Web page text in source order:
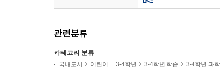
관련분류
카테고리 분류
국내도서 어린이 3-4학년 3-4학년 학습 3-4학년 과